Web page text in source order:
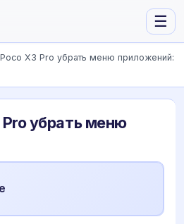
☰
X3 Pro убрать меню приложений:
убрать меню